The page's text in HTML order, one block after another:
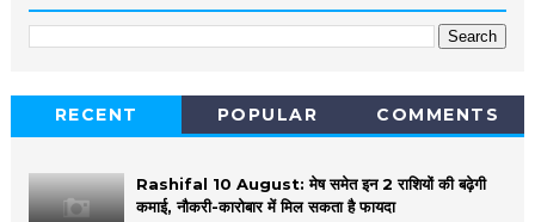
RECENT POPULAR COMMENTS
Rashifal 10 August: मेष समेत इन 2 राशियों की बढ़ेगी
कमाई, नौकरी-कारोबार में मिल सकता है फायदा